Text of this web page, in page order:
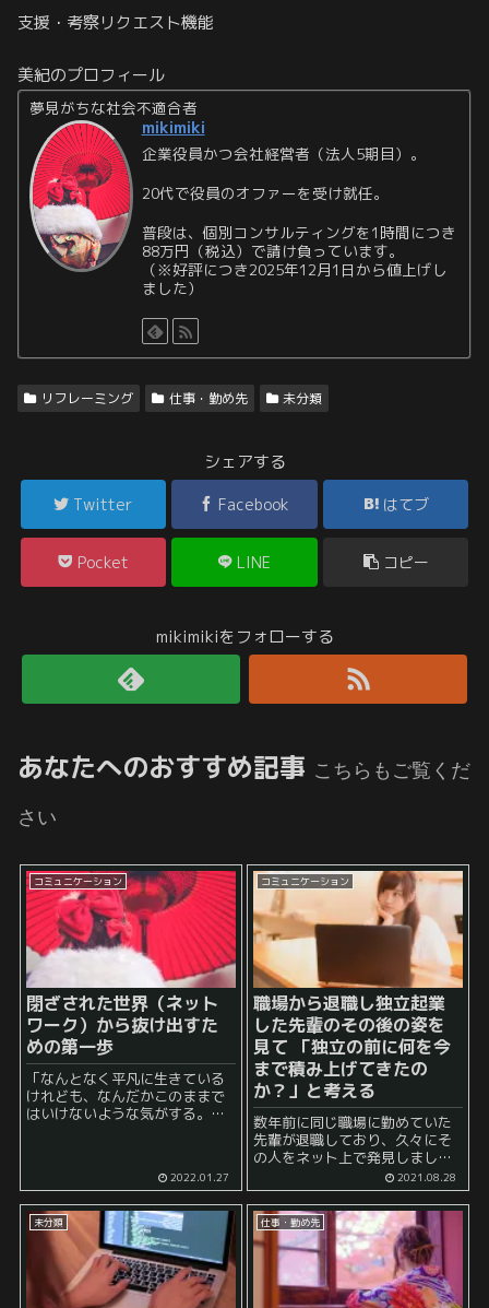
支援・考察リクエスト機能
美紀のプロフィール
夢見がちな社会不適合者
mikimiki
企業役員かつ会社経営者（法人5期目）。
20代で役員のオファーを受け就任。
普段は、個別コンサルティングを1時間につき
88万円（税込）で請け負っています。
（※好評につき2025年12月1日から値上げし
ました）
リフレーミング 仕事・勤め先 未分類
シェアする
Twitter Facebook はてブ
Pocket LINE コピー
mikimikiをフォローする
あなたへのおすすめ記事 こちらもご覧くだ
さい
コミュニケーション
閉ざされた世界（ネット
ワーク）から抜け出すた
めの第一歩
「なんとなく平凡に生きている
けれども、なんだかこのままで
はいけないような気がする。」
「勤め先の仕事の縁に将来性を
感じない。仕事に消耗してい...
2022.01.27
コミュニケーション
職場から退職し独立起業
した先輩のその後の姿を
見て 「独立の前に何を今
まで積み上げてきたの
か？」と考える
数年前に同じ職場に勤めていた
先輩が退職しており、久々にそ
の人をネット上で発見しまし
てだったので、その人とそこま
でたくさん話す機会は無かった
のですが、 端から見ていても、
とにかく仕事が忙しそうだ、と...
2021.08.28
未分類 仕事・勤め先